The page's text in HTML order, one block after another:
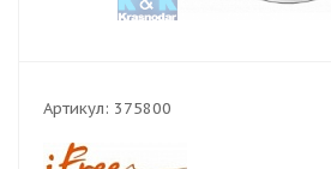
Артикул: 375800